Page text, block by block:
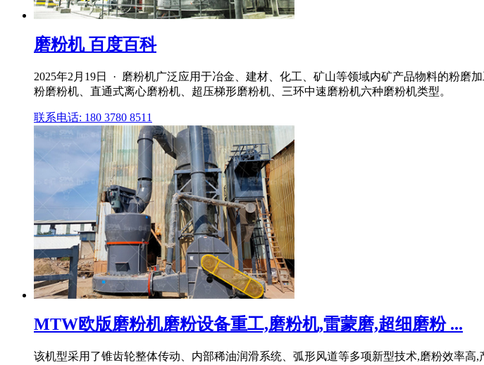
磨粉机 百度百科
2025年2月19日 · 磨粉机广泛应用于冶金、建材、化工、矿山等领域内矿产品物料的粉
粉磨粉机、直通式离心磨粉机、超压梯形磨粉机、三环中速磨粉机六种磨粉机类型。
联系电话: 180 3780 8511
MTW欧版磨粉机磨粉设备重工,磨粉机,雷蒙磨,超细磨粉 ...
该机型采用了锥齿轮整体传动、内部稀油润滑系统、弧形风道等多项新型技术,磨粉效率